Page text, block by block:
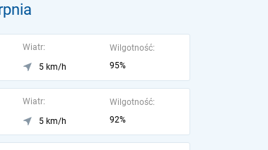
Wiatr:
5 km/h
Wilgotność:
95%
Wiatr:
5 km/h
Wilgotność:
92%